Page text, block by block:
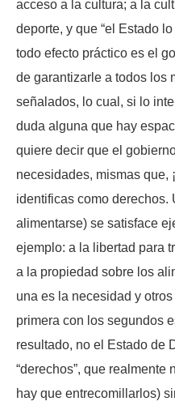
acceso a la cultura; a la
deporte, y que “el Estado
todo efecto práctico es el
de garantizarle a todos los
señalados, lo cual, si lo
duda alguna que hay
quiere decir que el
necesidades, mismas que,
identificas como derechos.
alimentarse) se satisface
ejemplo: a la libertad para
a la propiedad sobre los
una es la necesidad y
primera con los segundos
resultado, no el Estado de
“derechos”, que realmente
hay que entrecomillarlos)